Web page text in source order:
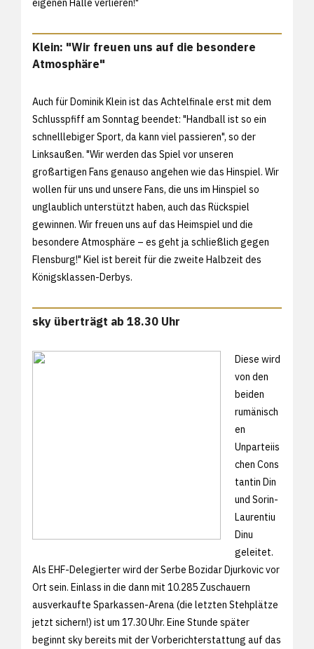
eigenen Halle verlieren!"
Klein: "Wir freuen uns auf die besondere
Atmosphäre"
Auch für Dominik Klein ist das Achtelfinale erst mit dem
Schlusspfiff am Sonntag beendet: "Handball ist so ein
schnelllebiger Sport, da kann viel passieren", so der
Linksaußen. "Wir werden das Spiel vor unseren
großartigen Fans genauso angehen wie das Hinspiel. Wir
wollen für uns und unsere Fans, die uns im Hinspiel so
unglaublich unterstützt haben, auch das Rückspiel
gewinnen. Wir freuen uns auf das Heimspiel und die
besondere Atmosphäre – es geht ja schließlich gegen
Flensburg!" Kiel ist bereit für die zweite Halbzeit des
Königsklassen-Derbys.
sky überträgt ab 18.30 Uhr
Diese wird
von den
beiden
rumänisch
en
Unparteiis
chen Cons
tantin Din
und Sorin-
Laurentiu
Dinu
geleitet.
Als EHF-Delegierter wird der Serbe Bozidar Djurkovic vor
Ort sein. Einlass in die dann mit 10.285 Zuschauern
ausverkaufte Sparkassen-Arena (die letzten Stehplätze
jetzt sichern!) ist um 17.30 Uhr. Eine Stunde später
beginnt sky bereits mit der Vorberichterstattung auf das